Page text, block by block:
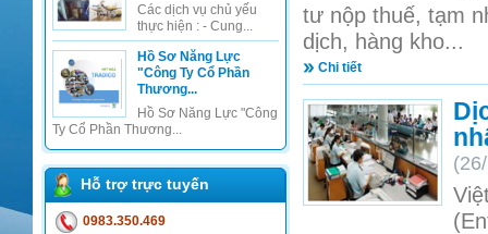
Các dịch vụ chủ yếu
thực hiện : - Cung...
Hồ Sơ Năng Lực
"Công Ty Cổ Phần
Thương...
Hồ Sơ Năng Lực "Công
Ty Cổ Phần Thương...
Hỗ trợ trực tuyến
0983.350.469
tư nộp thuế, tạm
dịch, hàng kho...
Chi tiết